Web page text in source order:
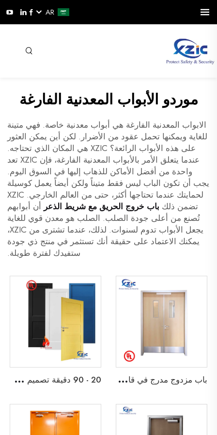
AR
موردو الأبواب المعدنية الفارغة
الابواب المعدنية الفارغة هي أبواب معدنية خاصة. فهي متينة
للغاية ويمكنها تحمل عقود من الأضرار. لكن أين يمكن العثور
على هذه الأبواب الرائعة؟ XZIC هي المكان الذي تحتاجه.
عندما يتعلق الأمر بالأبواب المعدنية الفارغة، فإن XZIC تعد
واحدة من أفضل الأماكن للذهاب إليها في السوق اليوم.
يجب أن تكون الباب ليس فقط متيناً ولكن أيضاً يعمل كوسيلة
لحمايتك عندما تحتاجها أكثر، حتى من العالم الخارجي. XZIC
تضمن ذلك باب خروج الحريق مع شريط الذعر أن أبوابهم
تُصنع من أعلى جودة الصلب. الصلب هو معدن قوي للغاية
يجعل الأبواب تدوم لسنوات. لذلك، عندما تشترى من XZIC،
يمكنك الاعتماد على حقيقة أنك تستثمر في منتج ذي جودة
ستفيدك لفترة طويلة.
ب
اب مزدوج مدرج في قائمة UL مقاوم للحريق لمدة 45 دقيقة لباب خروج خشبي لمدرسة، شقة، فندق، أو مبنى مكتبي 2
0 - 90 دقيقة تصميم شاكر ثنائي الأبواب الخشبية المقاومة للحريق باب خشبي مقاوم للحريق مع إطار قابل للتفكيك وابواب داخلية من نوع Barn